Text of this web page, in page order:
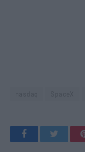
Facebook Twitter